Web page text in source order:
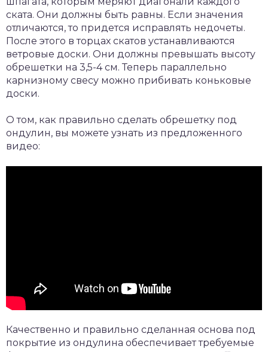
ската. Они должны быть равны. Если значения
отличаются, то придется исправлять недочеты.
После этого в торцах скатов устанавливаются
ветровые доски. Они должны превышать высоту
обрешетки на 3,5-4 см. Теперь параллельно
карнизному свесу можно прибивать коньковые
доски.
О том, как правильно сделать обрешетку под
ондулин, вы можете узнать из предложенного
видео:
Качественно и правильно сделанная основа под
покрытие из ондулина обеспечивает требуемые